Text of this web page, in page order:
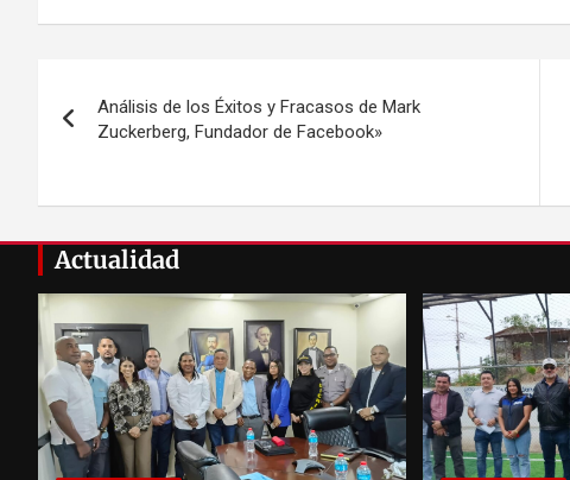
de
Análisis de los Éxitos y Fracasos de Mark
Zuckerberg, Fundador de Facebook»
Actualidad